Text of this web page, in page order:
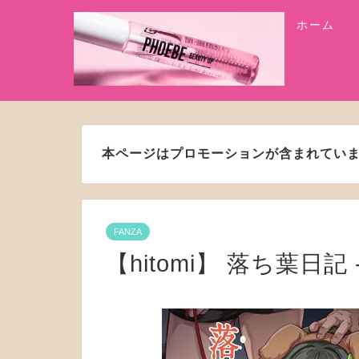
ホーム
本ページはプロモーションが含まれてい
FANZA
【hitomi】 落ち葉日